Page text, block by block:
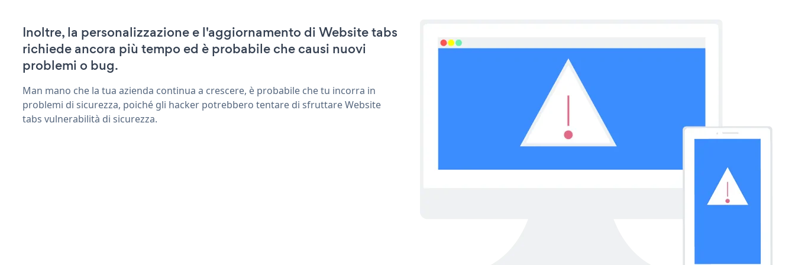
Inoltre, la personalizzazione e l'aggiornamento di Website tabs
richiede ancora più tempo ed è probabile che causi nuovi
problemi o bug.
Man mano che la tua azienda continua a crescere, è probabile che tu incorra in
problemi di sicurezza, poiché gli hacker potrebbero tentare di sfruttare Website
tabs vulnerabilità di sicurezza.